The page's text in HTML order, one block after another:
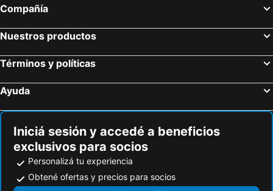
Faro Querandí
Playa de Necochea
Puerto de Mar del Plata
Puerto San Clemente
Compañía
Nuestros productos
Términos y políticas
Ayuda
Iniciá sesión y accedé a beneficios
exclusivos para socios
Personalizá tu experiencia
Obtené ofertas y precios para socios